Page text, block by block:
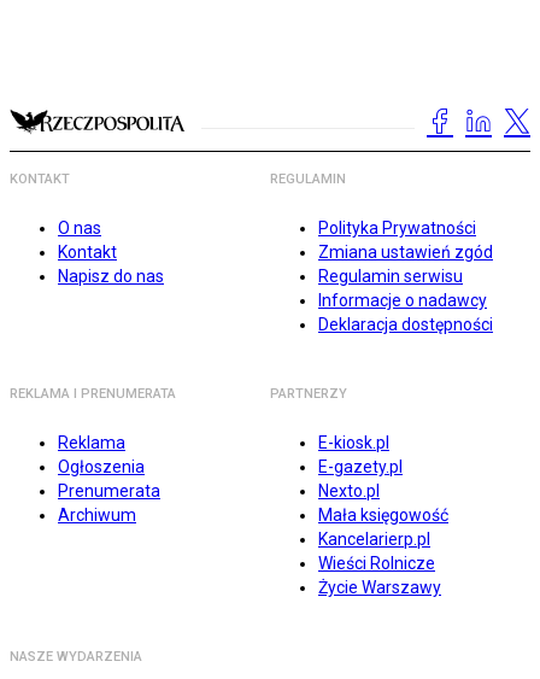
KONTAKT
O nas
Kontakt
Napisz do nas
REGULAMIN
Polityka Prywatności
Zmiana ustawień zgód
Regulamin serwisu
Informacje o nadawcy
Deklaracja dostępności
REKLAMA I PRENUMERATA
Reklama
Ogłoszenia
Prenumerata
Archiwum
PARTNERZY
E-kiosk.pl
E-gazety.pl
Nexto.pl
Mała księgowość
Kancelarierp.pl
Wieści Rolnicze
Życie Warszawy
NASZE WYDARZENIA